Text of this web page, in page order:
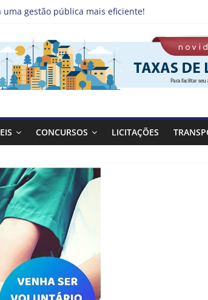
uma gestão pública mais eficiente!
novo cronograma dos editais da PNAB
de vacinação contra a Febre Amarela na região
CONCURSOS LICITAÇÕES